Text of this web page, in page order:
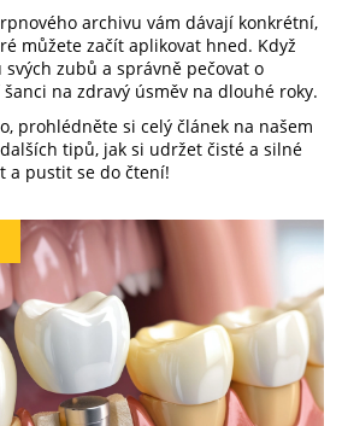
archivu vám dávají konkrétní,
můžete začít aplikovat hned. Když
zubů a správně pečovat o
na zdravý úsměv na dlouhé roky.
prohlédněte si celý článek na našem
tipů, jak si udržet čisté a silné
a pustit se do čtení!